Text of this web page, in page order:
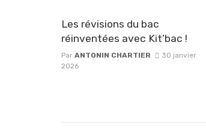
Les révisions du bac
réinventées avec Kit’bac !
Par ANTONIN CHARTIER
30 janvier
2026